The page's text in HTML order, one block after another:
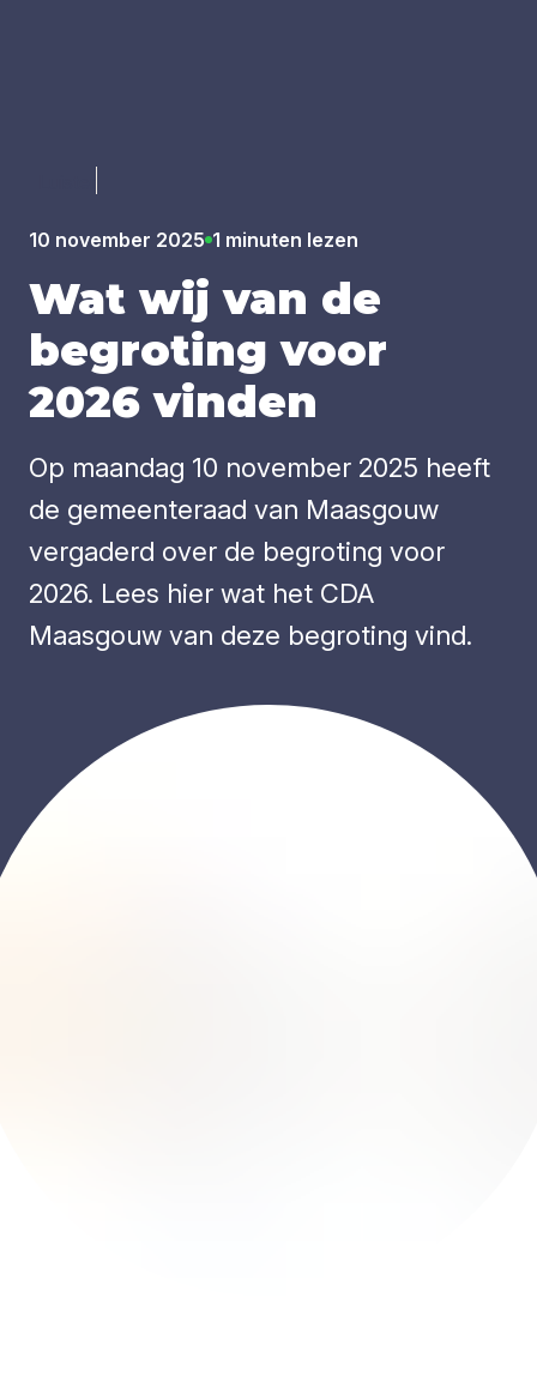
10 november 2025 1 minuten lezen
Wat wij van de
begro­ting voor
2026 vin­den
Op maandag 10 november 2025 heeft
de gemeenteraad van Maasgouw
vergaderd over de begroting voor
2026. Lees hier wat het CDA
Maasgouw van deze begroting vind.